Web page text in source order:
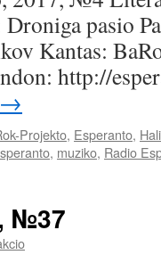
pasio
Kantas:
http://
→
Projekto, Esperanto,
, muziko, Radio
№37